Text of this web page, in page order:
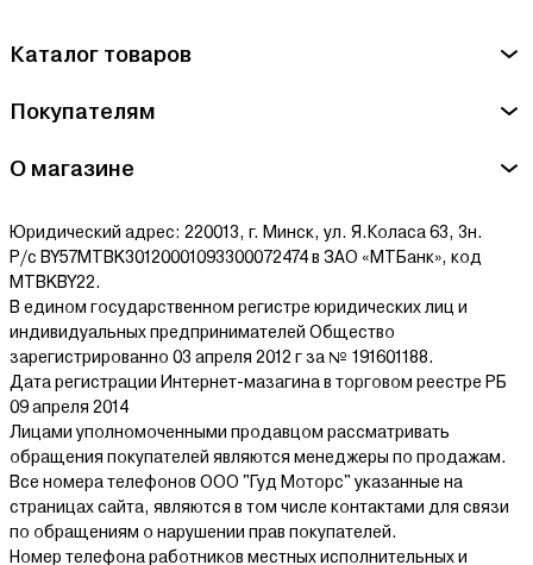
Каталог товаров
Покупателям
О магазине
Юридический адрес: 220013, г. Минск, ул. Я.Коласа 63, 3н.
Р/с BY57MTBK30120001093300072474 в ЗАО «МТБанк», код
MTBKBY22.
В едином государственном регистре юридических лиц и
индивидуальных предпринимателей Общество
зарегистрированно 03 апреля 2012 г за № 191601188.
Дата регистрации Интернет-мазагина в торговом реестре РБ
09 апреля 2014
Лицами уполномоченными продавцом рассматривать
обращения покупателей являются менеджеры по продажам.
Все номера телефонов ООО "Гуд Моторс" указанные на
страницах сайта, являются в том числе контактами для связи
по обращениям о нарушении прав покупателей.
Номер телефона работников местных исполнительных и